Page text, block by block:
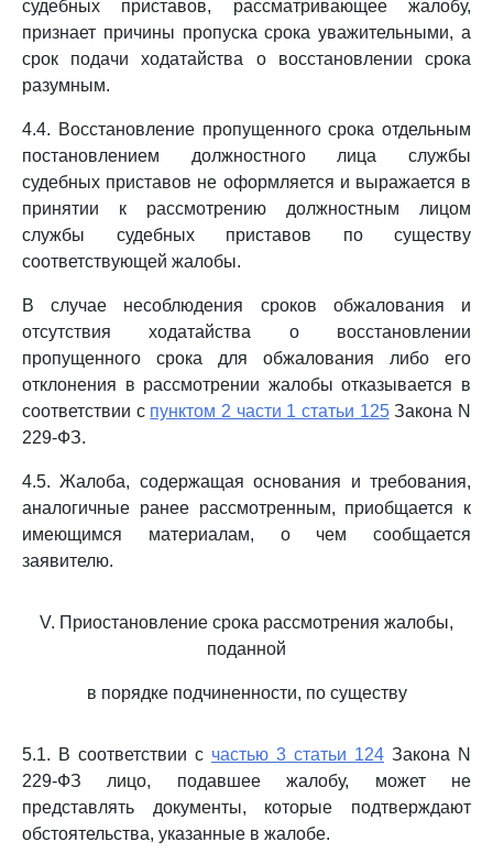
судебных приставов, рассматривающее жалобу,
признает причины пропуска срока уважительными, а
срок подачи ходатайства о восстановлении срока
разумным.
4.4. Восстановление пропущенного срока отдельным
постановлением должностного лица службы
судебных приставов не оформляется и выражается в
принятии к рассмотрению должностным лицом
службы судебных приставов по существу
соответствующей жалобы.
В случае несоблюдения сроков обжалования и
отсутствия ходатайства о восстановлении
пропущенного срока для обжалования либо его
отклонения в рассмотрении жалобы отказывается в
соответствии с пунктом 2 части 1 статьи 125Закона N
229-ФЗ.
4.5. Жалоба, содержащая основания и требования,
аналогичные ранее рассмотренным, приобщается к
имеющимся материалам, о чем сообщается
заявителю.
V. Приостановление срока рассмотрения жалобы,
поданной
в порядке подчиненности, по существу
5.1. В соответствии с частью 3 статьи 124 Закона N
229-ФЗ лицо, подавшее жалобу, может не
представлять документы, которые подтверждают
обстоятельства, указанные в жалобе.